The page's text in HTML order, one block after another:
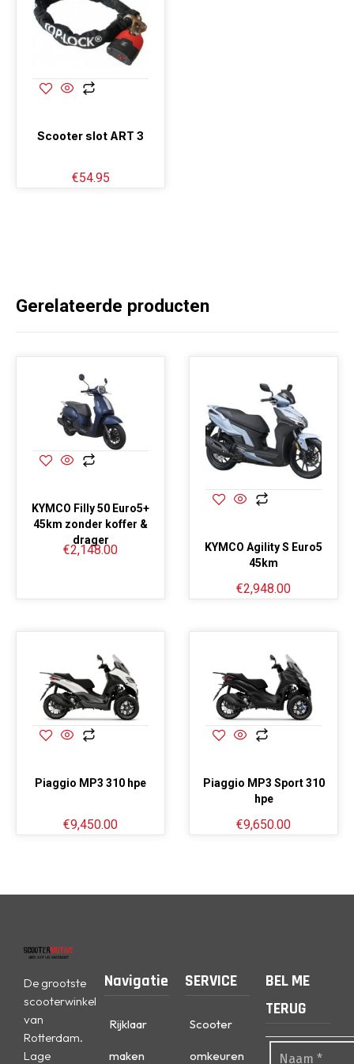
Scooter slot ART 3
€54.95
Gerelateerde producten
KYMCO Filly 50 Euro5+
45km zonder koffer &
drager
€2,148.00
KYMCO Agility S Euro5
45km
€2,948.00
Piaggio MP3 310 hpe
€9,450.00
Piaggio MP3 Sport 310
hpe
€9,650.00
De grootste
scooterwinkel
van
Rotterdam.
Lage
Navigatie
Rijklaar
maken
SERVICE
Scooter
omkeuren
BEL ME
TERUG